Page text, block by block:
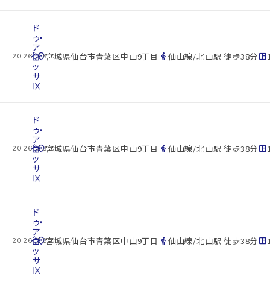
2026.08.09
cottage
ド
ゥ・
ア
ネ
ッ
サ
Ⅸ
location_on宮城県仙台市青葉区中山9丁目 directions_walk 仙山線/北山駅 徒歩38分space_dashboard
2026.08.09
cottage
ド
ゥ・
ア
ネ
ッ
サ
Ⅸ
location_on宮城県仙台市青葉区中山9丁目 directions_walk 仙山線/北山駅 徒歩38分space_dashboard
2026.08.09
cottage
ド
ゥ・
ア
ネ
ッ
サ
Ⅸ
location_on宮城県仙台市青葉区中山9丁目 directions_walk 仙山線/北山駅 徒歩38分space_dashboard